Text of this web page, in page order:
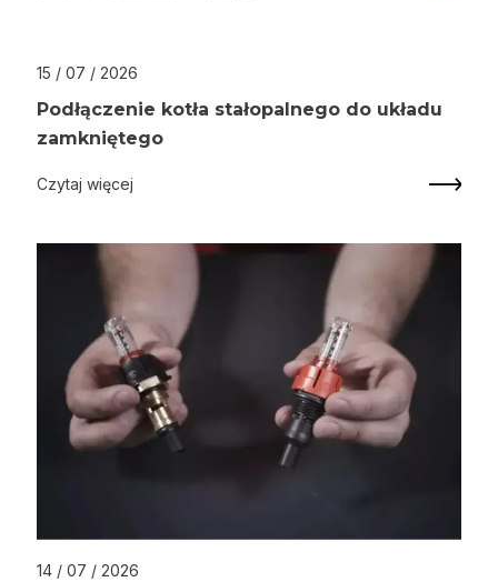
15 / 07 / 2026
Podłączenie kotła stałopalnego do układu
zamkniętego
Czytaj więcej
14 / 07 / 2026